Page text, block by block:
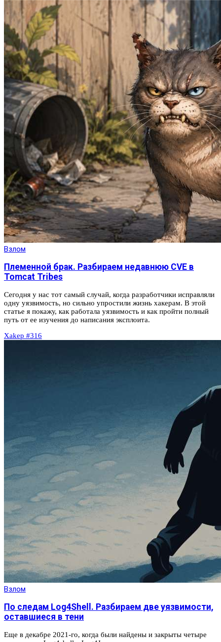
Взлом
Племенной брак. Разбираем недавнюю CVE в
Tomcat Tribes
Сегодня у нас тот самый случай, когда разработчики исправляли
одну уязвимость, но сильно упростили жизнь хакерам. В этой
статье я покажу, как работала уязвимость и как пройти полный
путь от ее изучения до написания эксплоита.
Xakep #316
Взлом
По следам Log4Shell. Разбираем две уязвимости,
оставшиеся в тени
Еще в декабре 2021-го, когда были найдены и закрыты четыре